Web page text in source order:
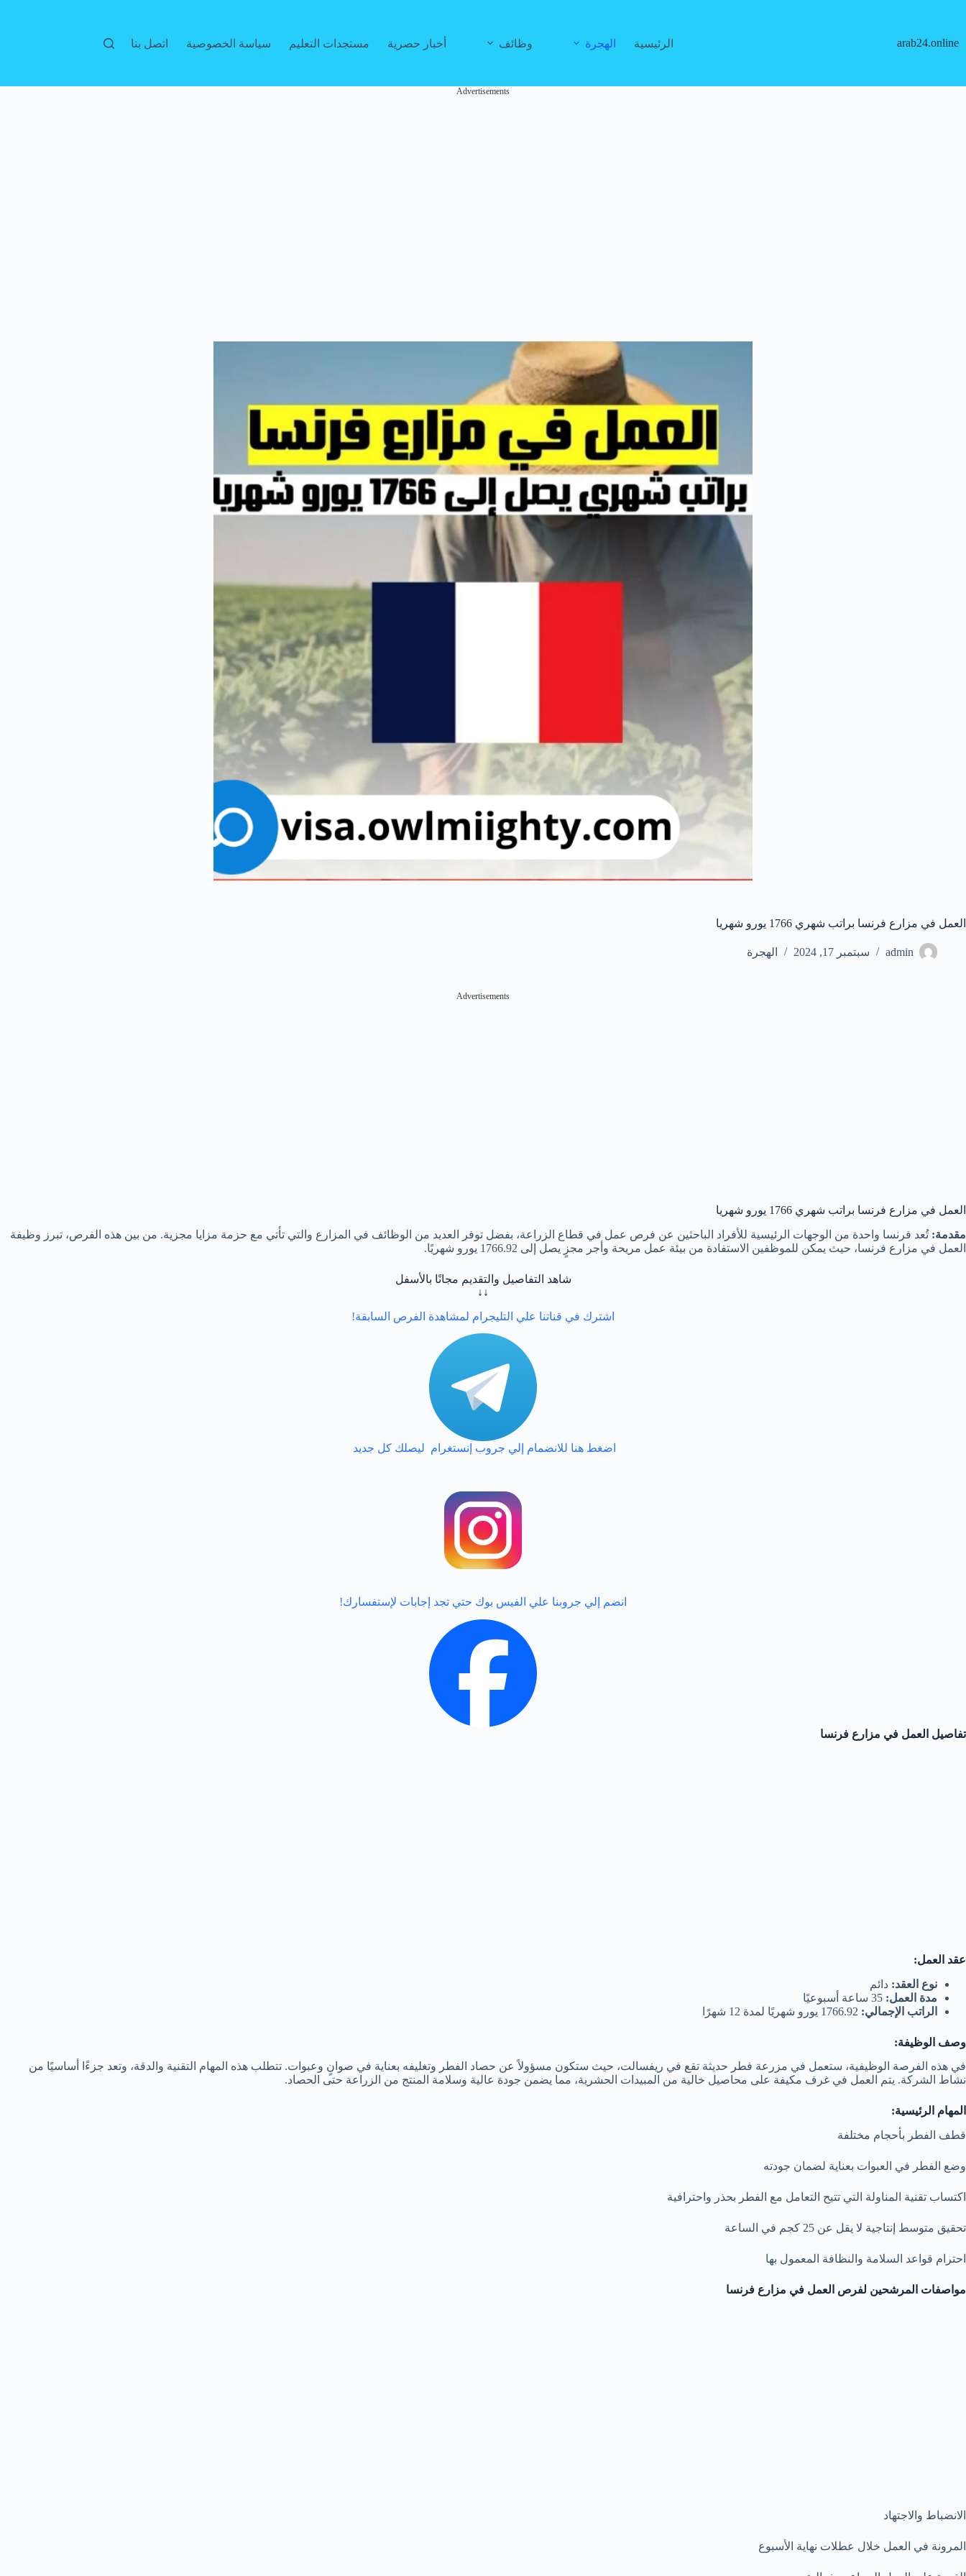
arab24.online الرئيسية الهجرة وظائف أخبار حصرية مستجدات التعليم سياسة الخصوصية اتصل بنا
Advertisements
العمل في مزارع فرنسا براتب شهري 1766 يورو شهريا
admin سبتمبر 17, 2024 الهجرة
Advertisements
العمل في مزارع فرنسا براتب شهري 1766 يورو شهريا
مقدمة: تُعد فرنسا واحدة من الوجهات الرئيسية للأفراد الباحثين عن فرص عمل في قطاع الزراعة، بفضل توفر العديد من الوظائف في المزارع والتي تأتي مع حزمة مزايا مجزية. من بين هذه الفرص، تبرز وظيفة
العمل في مزارع فرنسا، حيث يمكن للموظفين الاستفادة من بيئة عمل مريحة وأجر مجزٍ يصل إلى 1766.92 يورو شهريًا.
شاهد التفاصيل والتقديم مجانًا بالأسفل
↓↓
اشترك في قناتنا علي التليجرام لمشاهدة الفرص السابقة!
اضغط هنا للانضمام إلي جروب إنستغرام ليصلك كل جديد
انضم إلي جروبنا علي الفيس بوك حتي تجد إجابات لإستفسارك!
تفاصيل العمل في مزارع فرنسا
عقد العمل:
نوع العقد: دائم
مدة العمل:
الراتب الإجمالي:
وصف الوظيفة:
في هذه الفرصة الوظيفية، ستعمل في مزرعة فطر حديثة تقع في ريفسالت، حيث ستكون مسؤولاً عن حصاد الفطر وتغليفه بعناية في صوانٍ وعبوات. تتطلب هذه المهام التقنية والدقة، وتعد جزءًا أساسيًا من
نشاط الشركة. يتم العمل في غرف مكيفة على محاصيل خالية من المبيدات الحشرية، مما يضمن جودة عالية وسلامة المنتج من الزراعة حتى الحصاد.
المهام الرئيسية:
قطف الفطر بأحجام مختلفة
وضع الفطر في العبوات بعناية لضمان جودته
اكتساب تقنية المناولة التي تتيح التعامل مع الفطر بحذر واحترافية
تحقيق متوسط إنتاجية لا يقل عن 25 كجم في الساعة
احترام قواعد السلامة والنظافة المعمول بها
مواصفات المرشحين لفرص العمل في مزارع فرنسا
الانضباط والاجتهاد
المرونة في العمل خلال عطلات نهاية الأسبوع